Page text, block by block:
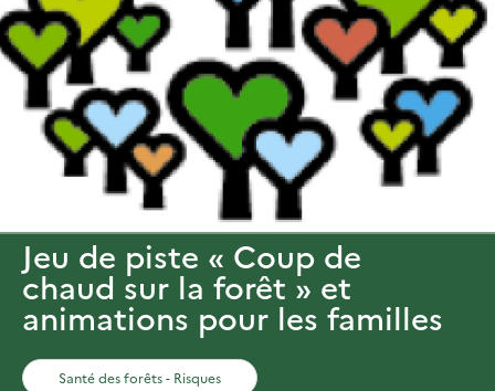
Jeu de piste « Coup de
chaud sur la forêt » et
animations pour les familles
Santé des forêts - Risques